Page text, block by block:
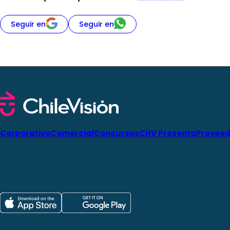
Seguir en Seguir en
CorporativoComercialConcursosCHV Presenta